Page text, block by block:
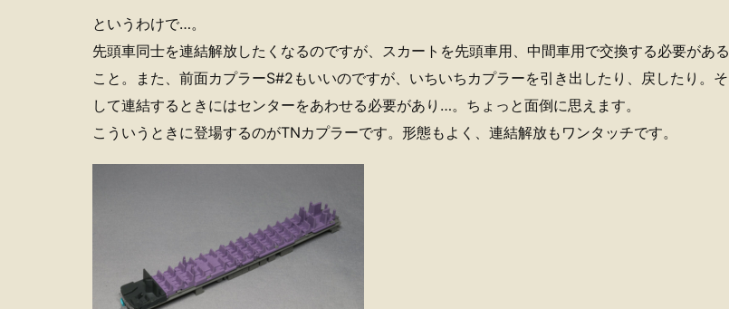
というわけで…。
先頭車同士を連結解放したくなるのですが、スカートを先頭車用、中間車用で交換する必要がある
こと。また、前面カプラーS#2もいいのですが、いちいちカプラーを引き出したり、戻したり。そ
して連結するときにはセンターをあわせる必要があり…。ちょっと面倒に思えます。
こういうときに登場するのがTNカプラーです。形態もよく、連結解放もワンタッチです。